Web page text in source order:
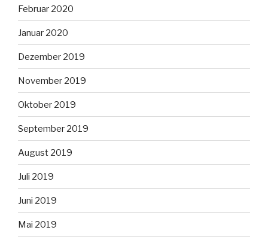
Februar 2020
Januar 2020
Dezember 2019
November 2019
Oktober 2019
September 2019
August 2019
Juli 2019
Juni 2019
Mai 2019